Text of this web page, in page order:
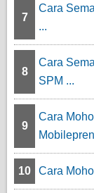
7
Cara
...
8
Cara
SPM ...
9
Cara
10 Cara